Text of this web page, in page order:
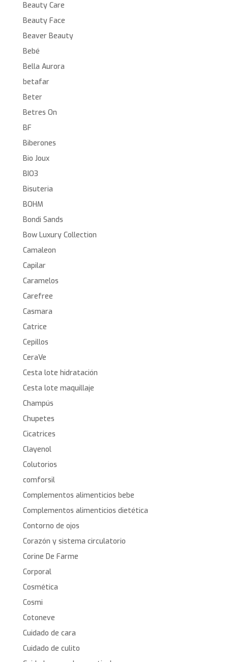
Beauty Care
Beauty Face
Beaver Beauty
Bebé
Bella Aurora
betafar
Beter
Betres On
BF
Biberones
Bio Joux
BIO3
Bisuteria
BOHM
Bondi Sands
Bow Luxury Collection
Camaleon
Capilar
Caramelos
Carefree
Casmara
Catrice
Cepillos
CeraVe
Cesta lote hidratación
Cesta lote maquillaje
Champús
Chupetes
Cicatrices
Clayenol
Colutorios
comforsil
Complementos alimenticios bebe
Complementos alimenticios dietética
Contorno de ojos
Corazón y sistema circulatorio
Corine De Farme
Corporal
Cosmética
Cosmi
Cotoneve
Cuidado de cara
Cuidado de culito